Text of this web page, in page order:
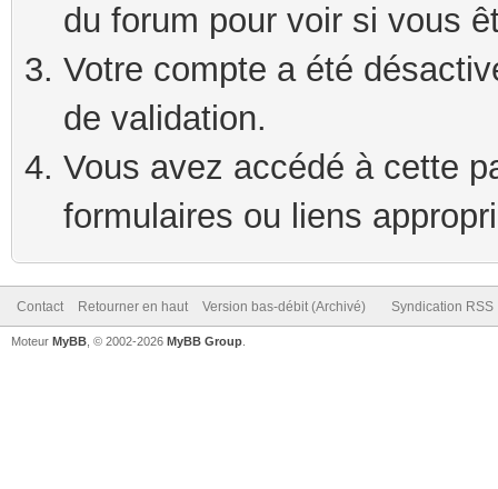
du forum pour voir si vous
Votre compte a été
de validation.
Vous avez accédé à cette
formulaires ou liens
Contact Retourner en haut Version bas-débit (Archivé) Syndication RSS
Moteur MyBB , © 2002-2026 MyBB Group